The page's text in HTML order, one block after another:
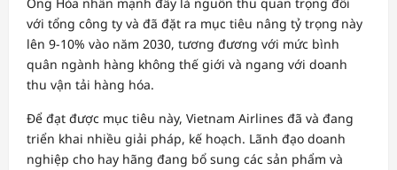
với tổng công ty và đã đặt ra mục tiêu nâng tỷ trọng này
lên 9-10% vào năm 2030, tương đương với mức bình
quân ngành hàng không thế giới và ngang với doanh
thu vận tải hàng hóa.
Để đạt được mục tiêu này, Vietnam Airlines đã và đang
triển khai nhiều giải pháp, kế hoạch. Lãnh đạo doanh
nghiệp cho hay hãng đang bổ sung các sản phẩm và